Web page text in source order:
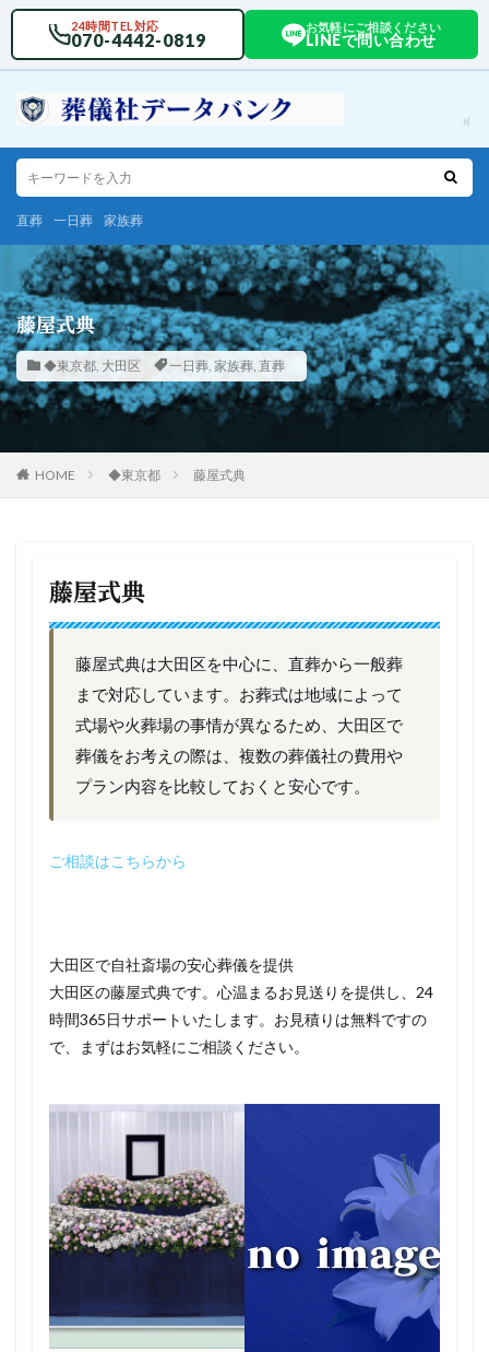
24時間TEL対応
070-4442-0819
お気軽にご相談ください
LINEで問い合わせ
直葬 一日葬 家族葬
藤屋式典
◆東京都, 大田区 一日葬, 家族葬, 直葬
HOME ◆東京都 藤屋式典
藤屋式典
藤屋式典は大田区を中心に、直葬から一般葬
まで対応しています。お葬式は地域によって
式場や火葬場の事情が異なるため、大田区で
葬儀をお考えの際は、複数の葬儀社の費用や
プラン内容を比較しておくと安心です。
ご相談はこちらから
大田区で自社斎場の安心葬儀を提供
大田区の藤屋式典です。心温まるお見送りを提供し、24
時間365日サポートいたします。お見積りは無料ですの
で、まずはお気軽にご相談ください。